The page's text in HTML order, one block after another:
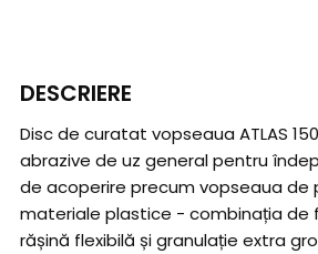
DESCRIERE
Disc de curatat vopseaua ATLAS
abrazive de uz general pentru
de acoperire precum vopseaua de
materiale plastice - combinația de
rășină flexibilă și granulație extra